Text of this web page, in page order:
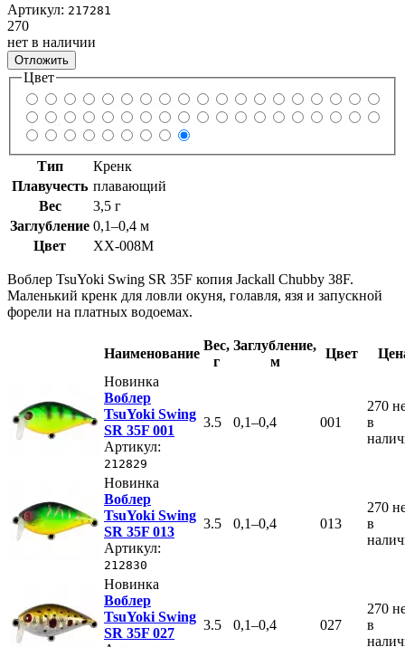
Артикул: 217281
270
нет в наличии
Отложить
Цвет
Тип
Кренк
Плавучесть плавающий
Вес
3,5 г
Заглубление 0,1–0,4 м
Цвет
XX-008M
Воблер TsuYoki Swing SR 35F копия Jackall Chubby 38F.
Маленький кренк для ловли окуня, голавля, язя и запускной
форели на платных водоемах.
Наименование
Вес,
г
Заглубление,
м
Цвет
Новинка
Воблер
TsuYoki Swing
SR 35F 001
Артикул:
212829
3.5 0,1–0,4 001
270
в
Новинка
Воблер
TsuYoki Swing
SR 35F 013
Артикул:
212830
3.5 0,1–0,4 013
270
в
Новинка
Воблер
TsuYoki Swing
SR 35F 027
3.5 0,1–0,4 027
270
в